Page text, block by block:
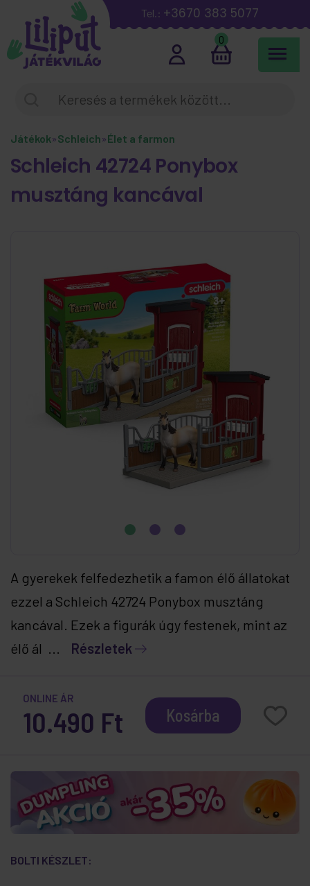
Tel.: +3670 383 5077
0
Játékok»Schleich»Élet a farmon
Schleich 42724 Ponybox
musztáng kancával
A gyerekek felfedezhetik a famon élő állatokat
ezzel a Schleich 42724 Ponybox musztáng
kancával. Ezek a figurák úgy festenek, mint az
élő ál ... Részletek
ONLINE ÁR
10.490 Ft Kosárba
BOLTI KÉSZLET: